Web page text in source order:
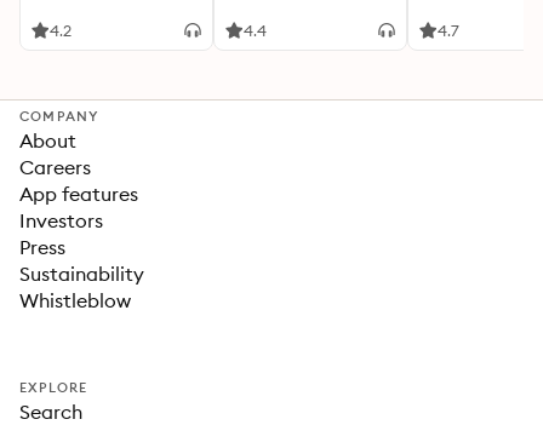
4.2 4.4 4.7
COMPANY
About
Careers
App features
Investors
Press
Sustainability
Whistleblow
EXPLORE
Search